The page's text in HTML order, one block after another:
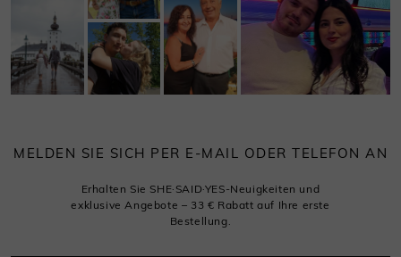
MELDEN SIE SICH PER E-MAIL ODER TELEFON AN
Erhalten Sie SHE·SAID·YES-Neuigkeiten und
exklusive Angebote – 33 € Rabatt auf Ihre erste
Bestellung.